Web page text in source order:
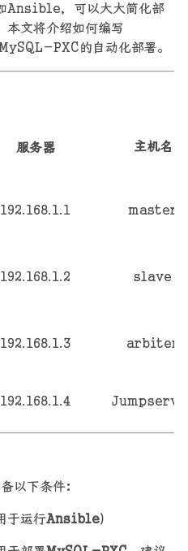
Ansible，可以大大简化部
本文将介绍如何编写
PXC的自动化部署。
服务器 主机名
192.168.1.1 master
192.168.1.2 slave
192.168.1.3 arbiter
192.168.1.4
以下条件：
于运行Ansible）